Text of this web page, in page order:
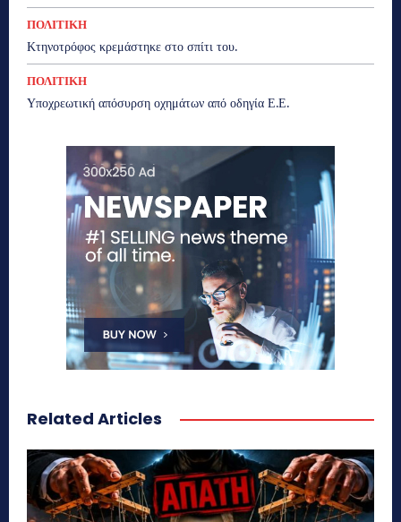
ΠΟΛΙΤΙΚΗ
Κτηνοτρόφος κρεμάστηκε στο σπίτι του.
ΠΟΛΙΤΙΚΗ
Υποχρεωτική απόσυρση οχημάτων από οδηγία Ε.Ε.
Related Articles